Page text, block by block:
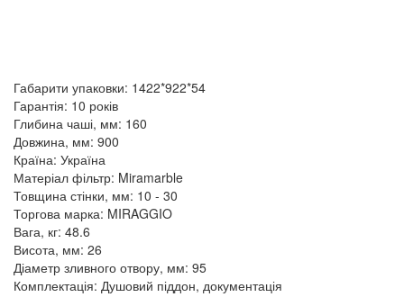
Габарити упаковки: 1422*922*54
Гарантія: 10 років
Глибина чаші, мм: 160
Довжина, мм: 900
Країна: Україна
Матеріал фільтр: Miramarble
Товщина стінки, мм: 10 - 30
Торгова марка: MIRAGGIO
Вага, кг: 48.6
Висота, мм: 26
Діаметр зливного отвору, мм: 95
Комплектація: Душовий піддон, документація